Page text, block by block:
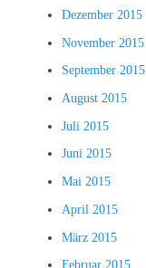
Dezember 2015
November 2015
September 2015
August 2015
Juli 2015
Juni 2015
Mai 2015
April 2015
März 2015
Februar 2015